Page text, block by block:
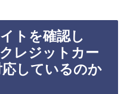
トを確認し
レジットカー
応しているのか